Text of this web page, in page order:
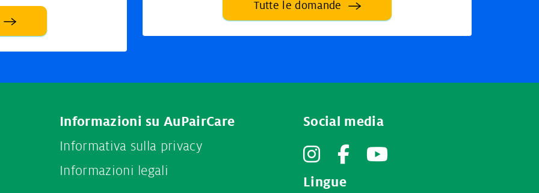
Tutte le domande
Informazioni su AuPairCare
Informativa sulla privacy
Informazioni legali
Social media
Instagram
Facebook
YouTube
Lingue